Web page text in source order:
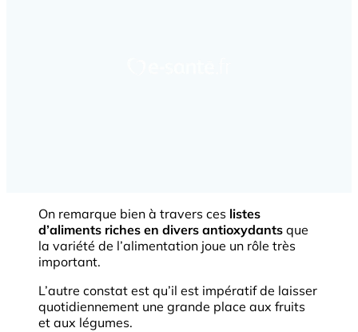
On remarque bien à travers ces listes
d’aliments riches en divers antioxydants que
la variété de l’alimentation joue un rôle très
important.
L’autre constat est qu’il est impératif de laisser
quotidiennement une grande place aux fruits
et aux légumes.